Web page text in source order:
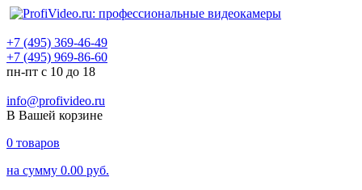
+7 (495) 369-46-49
+7 (495) 969-86-60
пн-пт с 10 до 18
info@profivideo.ru
В Вашей корзине
0 товаров
на сумму 0.00 руб.